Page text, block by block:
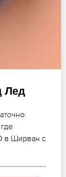
Лед
в Ширван с